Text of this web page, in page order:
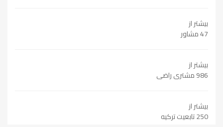
بیشتر از
47 مشاور
بیشتر از
986 مشتری راضی
بیشتر از
250 تابعیت ترکیه